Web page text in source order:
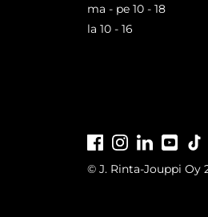
ma - pe 10 - 18
la 10 - 16
FacebookInstagramLinkedIn
© J. Rinta-Jouppi Oy